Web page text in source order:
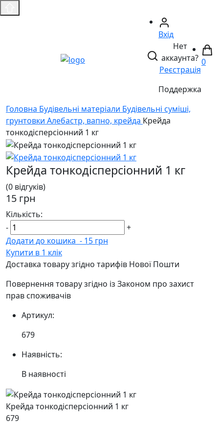
Вхід
Нет
аккаунта?
Реєстрація
Поддержка
0
Головнa Будівельні матеріали Будівельні суміші,
грунтовки Алебастр, вапно, крейда Крейда
тонкодісперсіонний 1 кг
Крейда тонкодісперсіонний 1 кг
(0 відгуків)
15 грн
Кількість:
-
+
Додати до кошика - 15 грн
Купити в 1 клік
Доставка товару згідно тарифів Нової Пошти
Повернення товару згідно із Законом про захист
прав споживачів
Артикул:
679
Наявність:
В наявності
Крейда тонкодісперсіонний 1 кг
679